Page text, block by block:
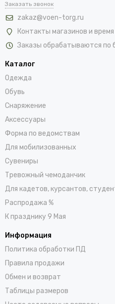
Заказать звонок
zakaz@voen-torg.ru
Контакты магазинов и
Заказы обрабатываются по
Каталог
Одежда
Обувь
Снаряжение
Аксессуары
Форма по ведомствам
Для мобилизованных
Сувениры
Тревожный чемоданчик
Для кадетов, курсантов,
Распродажа %
К празднику 9 Мая
Информация
Политика обработки ПД
Правила продажи
Обмен и возврат
Таблицы размеров